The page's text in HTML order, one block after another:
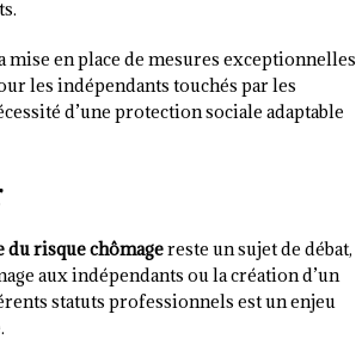
mise en place de mesures exceptionnelles
les indépendants touchés par les
d’une protection sociale adaptable
du risque chômagereste un sujet de débat,
aux indépendants ou la création d’un
statuts professionnels est un enjeu